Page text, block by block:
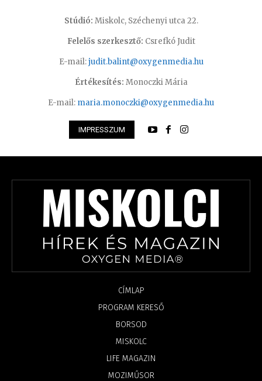
Stúdió: Miskolc, Széchenyi utca 22.
Felelős szerkesztő: Csrefkó Judit
E-mail:judit.balint@oxygenmedia.hu
Értékesítés: Monoczki Mária
E-mail: maria.monoczki@oxygenmedia.hu
IMPRESSZUM
CÍMLAP
PROGRAM KERESŐ
BORSOD
MISKOLC
LIFE MAGAZIN
MOZIMŰSOR